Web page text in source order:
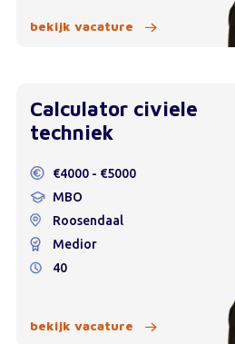
bekijk vacature
Calculator civiele
techniek
€4000 - €5000
MBO
Roosendaal
Medior
40
bekijk vacature